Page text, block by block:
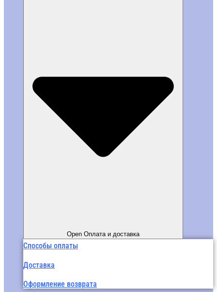
Open Оплата и доставка
Способы оплаты
Доставка
Оформление возврата